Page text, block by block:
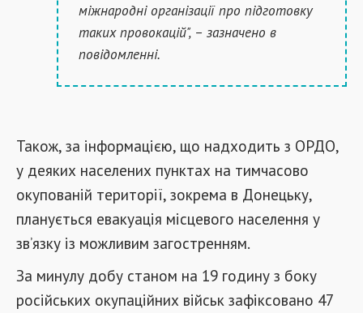
міжнародні організації про підготовку
таких провокацій", – зазначено в
повідомленні.
Також, за інформацією, що надходить з ОРДО,
у деяких населених пунктах на тимчасово
окупованій території, зокрема в Донецьку,
планується евакуація місцевого населення у
зв’язку із можливим загостренням.
За минулу добу станом на 19 годину з боку
російських окупаційних військ зафіксовано 47